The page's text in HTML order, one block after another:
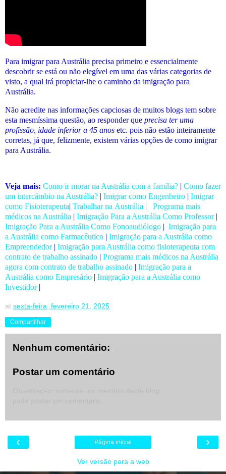
Para imigrar para Austrália precisa primeiro e essencialmente
descobrir se está ou não elegível em uma das várias categorias de
visto, a qual irá propiciar-lhe o caminho da imigração para
Austrália.
Não acredite nas informações capciosas de muitos blogs tem sobre
esta mesmíssima questão, ao responder que precisa ter uma
profissão, idade inferior a 45 anos etc. pois não estão inteiramente
corretas, já que, felizmente, existem várias opções de como imigrar
para Austrália.
Veja mais: Como ir morar na Austrália com a família? | Como fazer
um intercâmbio na Austrália? | Imigrar como Engenheiro | Imigrar
como Fisioterapeuta| Trabalhar na Austrália |
Programa mais
médicos na Austrália | Imigração Para a Austrália Como Professor|
Imigração Para a Austrália Como Fonoaudiólogo | Imigração para
a Austrália como Farmacêutico | Imigração para a Austrália como
Empreendedor| Imigração para Austrália como fisioterapeuta com
contrato de trabalho assinado | Programa mais médicos na Austrália
agora com contrato de trabalho assinado | Imigração para a
Austrália como Empresário | Imigração para a Austrália como
Investidor|
at sexta-feira, fevereiro 21, 2025
Compartilhar
Nenhum comentário:
Postar um comentário
‹ ›
Página inicial
Ver versão para a web